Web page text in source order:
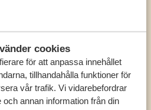
cookies
för att anpassa innehållet
tillhandahålla funktioner för
vår trafik. Vi vidarebefordrar
annan information från din
174 788 101
LÄNDER